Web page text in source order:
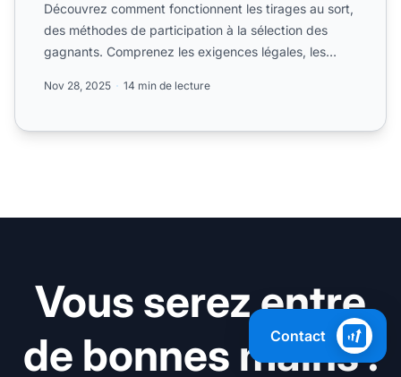
Découvrez comment fonctionnent les tirages au sort,
des méthodes de participation à la sélection des
gagnants. Comprenez les exigences légales, les
Nov 28, 2025 14 min de lecture
Vous serez entre
de bonnes mains !
Contact